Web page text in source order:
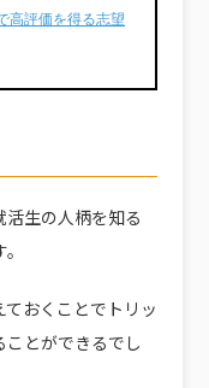
高評価を得る志望
活生の人柄を知る
おくことでトリッ
ことができるでし